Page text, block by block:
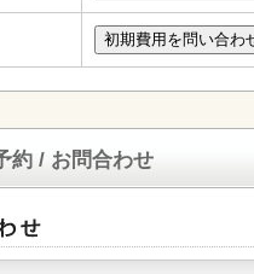
約 / お問合わせ